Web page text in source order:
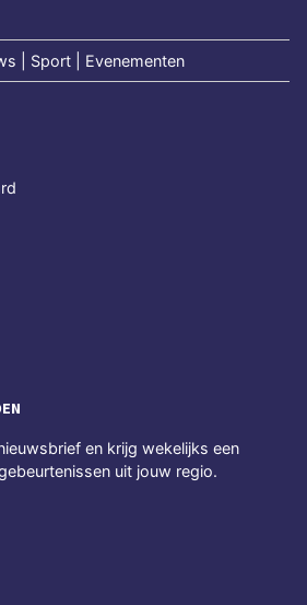
| Sport | Evenementen
en krijg wekelijks een
uit jouw regio.